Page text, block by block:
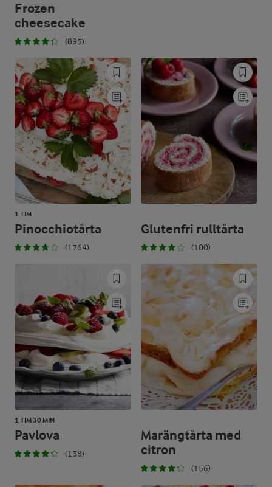
Frozen
cheesecake
(895)
1 TIM
Pinocchiotårta
(1764)
Glutenfri rulltårta
(100)
1 TIM 30 MIN
Pavlova
(138)
Marängtårta med
citron
(156)